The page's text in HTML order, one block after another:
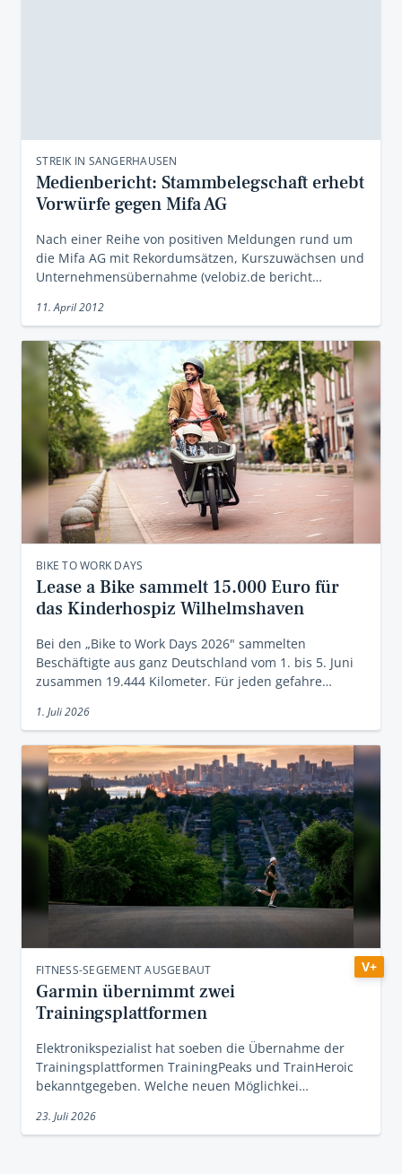
STREIK IN SANGERHAUSEN
Medienbericht: Stammbelegschaft erhebt
Vorwürfe gegen Mifa AG
Nach einer Reihe von positiven Meldungen rund um
die Mifa AG mit Rekordumsätzen, Kurszuwächsen und
Unternehmensübernahme (velobiz.de bericht…
11. April 2012
BIKE TO WORK DAYS
Lease a Bike sammelt 15.000 Euro für
das Kinderhospiz Wilhelmshaven
Bei den „Bike to Work Days 2026" sammelten
Beschäftigte aus ganz Deutschland vom 1. bis 5. Juni
zusammen 19.444 Kilometer. Für jeden gefahre…
1. Juli 2026
V+
FITNESS-SEGEMENT AUSGEBAUT
Garmin übernimmt zwei
Trainingsplattformen
Elektronikspezialist hat soeben die Übernahme der
Trainingsplattformen TrainingPeaks und TrainHeroic
bekanntgegeben. Welche neuen Möglichkei…
23. Juli 2026